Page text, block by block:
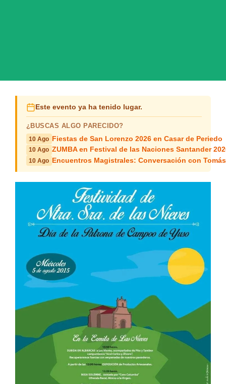
Este evento ya ha tenido lugar.
¿BUSCAS ALGO PARECIDO?
10 Ago Fiestas de San Lorenzo 2026 en Casar de Periedo
10 Ago ZUMBA en Festival de las Naciones Santander
10 Ago Encuentros Magistrales: Conversación con